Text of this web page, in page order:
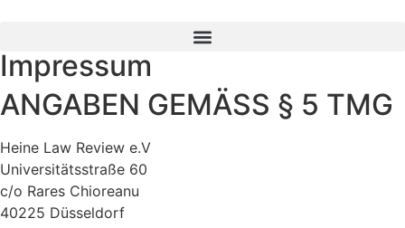
Impressum
ANGABEN GEMÄSS § 5 TMG
Heine Law Review e.V
Universitätsstraße 60
c/o Rares Chioreanu
40225 Düsseldorf